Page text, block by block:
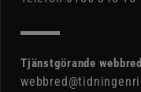
Tjänstgörande